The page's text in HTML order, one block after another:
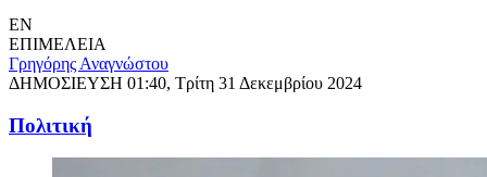
EN
ΕΠΙΜΕΛΕΙΑ
Γρηγόρης Αναγνώστου
ΔΗΜΟΣΙΕΥΣΗ 01:40, Τρίτη 31 Δεκεμβρίου 2024
Πολιτική